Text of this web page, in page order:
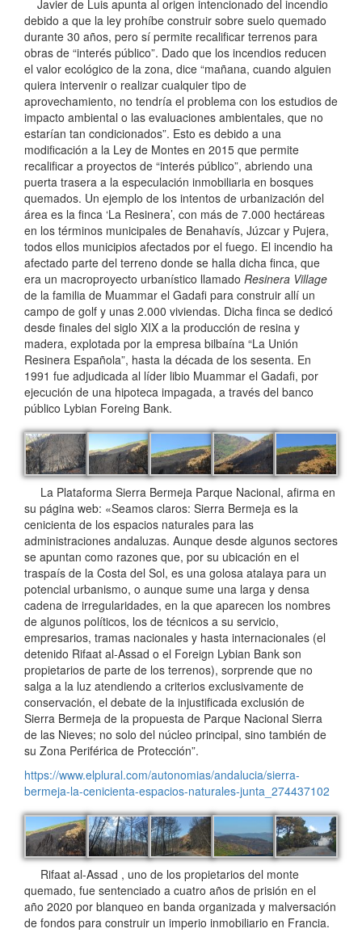
Javier de Luis apunta al origen intencionado del incendio
debido a que la ley prohíbe construir sobre suelo quemado
durante 30 años, pero sí permite recalificar terrenos para
obras de “interés público”. Dado que los incendios reducen
el valor ecológico de la zona, dice “mañana, cuando alguien
quiera intervenir o realizar cualquier tipo de
aprovechamiento, no tendría el problema con los estudios de
impacto ambiental o las evaluaciones ambientales, que no
estarían tan condicionados”. Esto es debido a una
modificación a la Ley de Montes en 2015 que permite
recalificar a proyectos de “interés público”, abriendo una
puerta trasera a la especulación inmobiliaria en bosques
quemados. Un ejemplo de los intentos de urbanización del
área es la finca ‘La Resinera’, con más de 7.000 hectáreas
en los términos municipales de Benahavís, Júzcar y Pujera,
todos ellos municipios afectados por el fuego. El incendio ha
afectado parte del terreno donde se halla dicha finca, que
era un macroproyecto urbanístico llamado Resinera Village
de la familia de Muammar el Gadafi para construir allí un
campo de golf y unas 2.000 viviendas. Dicha finca se dedicó
desde finales del siglo XIX a la producción de resina y
madera, explotada por la empresa bilbaína “La Unión
Resinera Española”, hasta la década de los sesenta. En
1991 fue adjudicada al líder libio Muammar el Gadafi, por
ejecución de una hipoteca impagada, a través del banco
público Lybian Foreing Bank.
La Plataforma Sierra Bermeja Parque Nacional, afirma en
su página web: «Seamos claros: Sierra Bermeja es la
cenicienta de los espacios naturales para las
administraciones andaluzas. Aunque desde algunos sectores
se apuntan como razones que, por su ubicación en el
traspaís de la Costa del Sol, es una golosa atalaya para un
potencial urbanismo, o aunque sume una larga y densa
cadena de irregularidades, en la que aparecen los nombres
de algunos políticos, los de técnicos a su servicio,
empresarios, tramas nacionales y hasta internacionales (el
detenido Rifaat al-Assad o el Foreign Lybian Bank son
propietarios de parte de los terrenos), sorprende que no
salga a la luz atendiendo a criterios exclusivamente de
conservación, el debate de la injustificada exclusión de
Sierra Bermeja de la propuesta de Parque Nacional Sierra
de las Nieves; no solo del núcleo principal, sino también de
su Zona Periférica de Protección”.
https://www.elplural.com/autonomias/andalucia/sierra-
bermeja-la-cenicienta-espacios-naturales-junta_274437102
Rifaat al-Assad , uno de los propietarios del monte
quemado, fue sentenciado a cuatro años de prisión en el
año 2020 por blanqueo en banda organizada y malversación
de fondos para construir un imperio inmobiliario en Francia.